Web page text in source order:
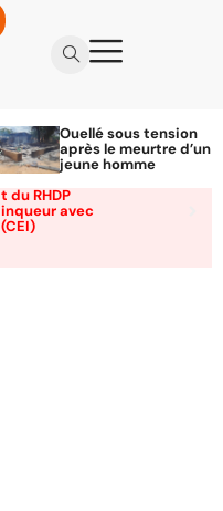
Ouellé sous tension
après le meurtre d’un
jeune homme
du RHDP
avec